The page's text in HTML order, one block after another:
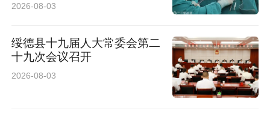
2026-08-03
绥德县十九届人大常委会第二
十九次会议召开
2026-08-03